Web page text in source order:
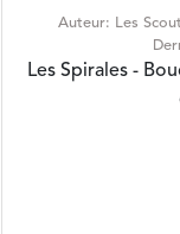
Les Spirales -